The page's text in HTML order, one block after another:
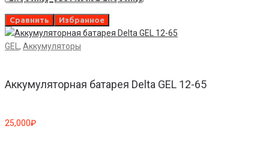
Сравнить Избранное
GEL , Аккумуляторы
Аккумуляторная батарея Delta GEL 12-65
25,000₽